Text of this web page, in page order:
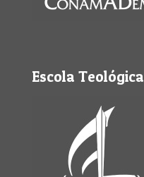
Escola Teológica